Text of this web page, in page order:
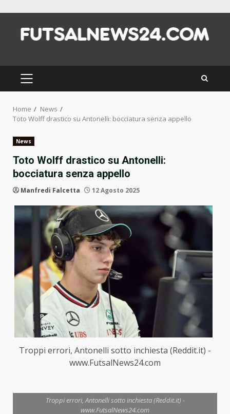
content
PRIMARY
MENU
Home
News
Toto Wolff drastico su Antonelli: bocciatura senza appello
News
Toto Wolff drastico su Antonelli:
bocciatura senza appello
Manfredi Falcetta 12 Agosto 2025
Troppi errori, Antonelli sotto inchiesta (Reddit.it) -
www.FutsalNews24.com
Troppi errori, Antonelli sotto inchiesta (Reddit.it) -
www.FutsalNews24.com